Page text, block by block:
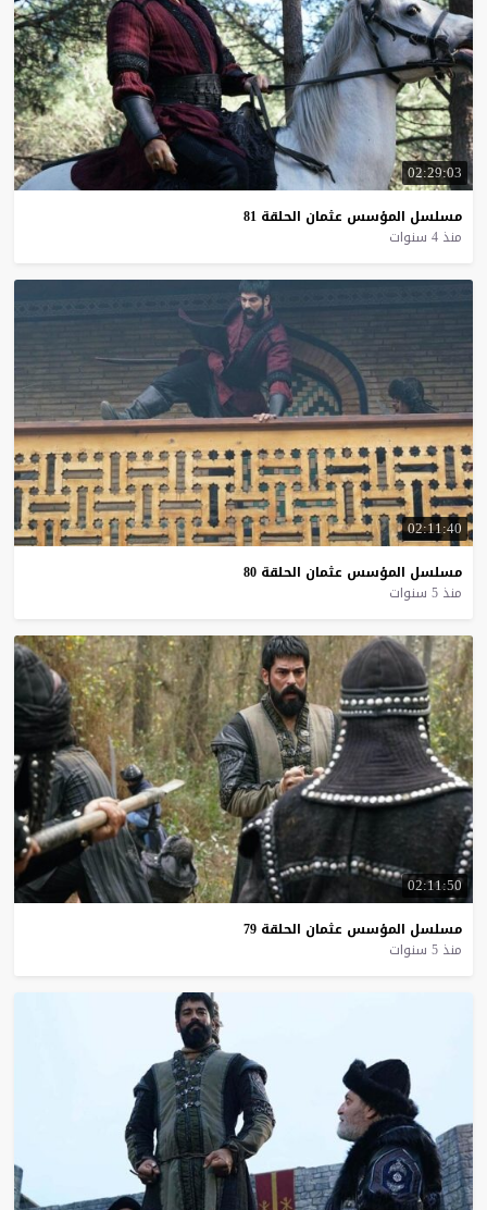
02:29:03
مسلسل المؤسس عثمان الحلقة 81
منذ 4 سنوات
02:11:40
مسلسل المؤسس عثمان الحلقة 80
منذ 5 سنوات
02:11:50
مسلسل المؤسس عثمان الحلقة 79
منذ 5 سنوات